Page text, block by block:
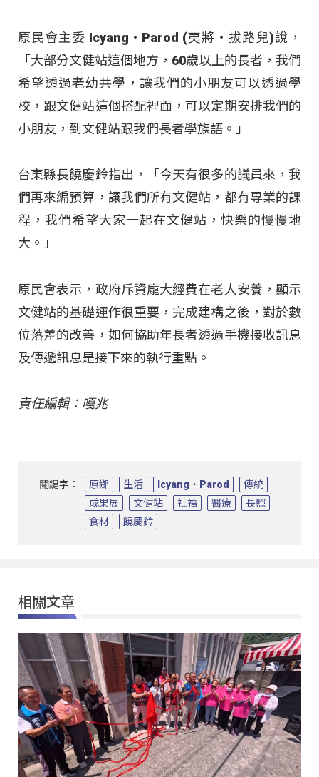
原民會主委 Icyang‧Parod (夷將‧拔路兒)說，
「大部分文健站這個地方，60歲以上的長者，我們
希望透過老幼共學，讓我們的小朋友可以透過學
校，跟文健站這個搭配裡面，可以定期安排我們的
小朋友，到文健站跟我們長者學族語。」
台東縣長饒慶鈴指出，「今天有很多的議員來，我
們再來編預算，讓我們所有文健站，都有專業的課
程，我們希望大家一起在文健站，快樂的慢慢地
大。」
原民會表示，政府斥資龐大經費在老人安養，顯示
文健站的基礎運作很重要，完成建構之後，對於數
位落差的改善，如何協助年長者透過手機接收訊息
及傳遞訊息是接下來的執行重點。
責任編輯：嘎兆
關鍵字： 原鄉 生活 Icyang‧Parod
傳統
成果展
文健站 社福 醫療
長照
食材
饒慶鈴
相關文章